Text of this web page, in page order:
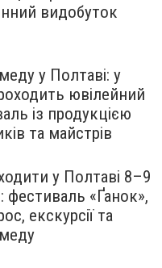
видобуток
у Полтаві: у
ювілейний
із продукцією
та майстрів
у Полтаві 8–9
фестиваль «Ґанок»,
екскурсії та